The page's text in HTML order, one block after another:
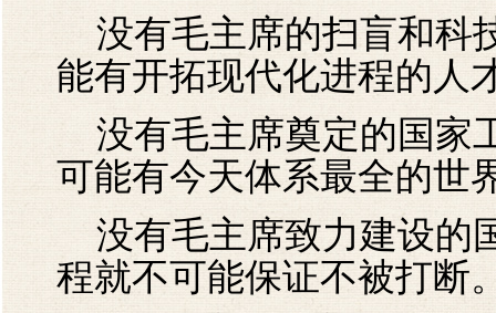
没有毛主席的扫盲和科
能有开拓现代化进程的人
没有毛主席奠定的国家
可能有今天体系最全的世
没有毛主席致力建设的
程就不可能保证不被打断